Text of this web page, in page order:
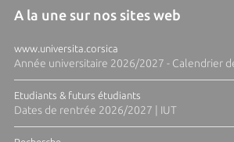
A la une sur nos sites web
www.universita.corsica
Année universitaire 2026/2027 - Calendrier
Etudiants & futurs étudiants
Dates de rentrée 2026/2027 | IUT